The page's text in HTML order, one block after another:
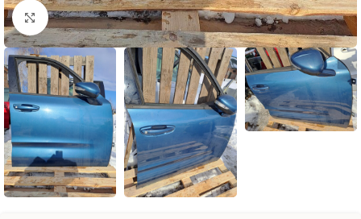
Натисніть, щоб збільшити